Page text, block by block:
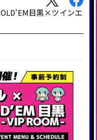
目黒×ツインエ